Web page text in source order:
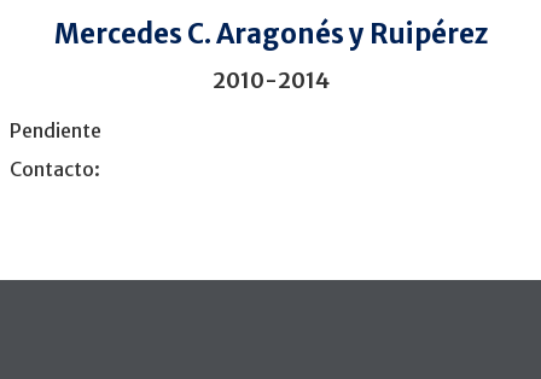
Mercedes C. Aragonés y Ruipérez
2010-2014
Pendiente
Contacto: